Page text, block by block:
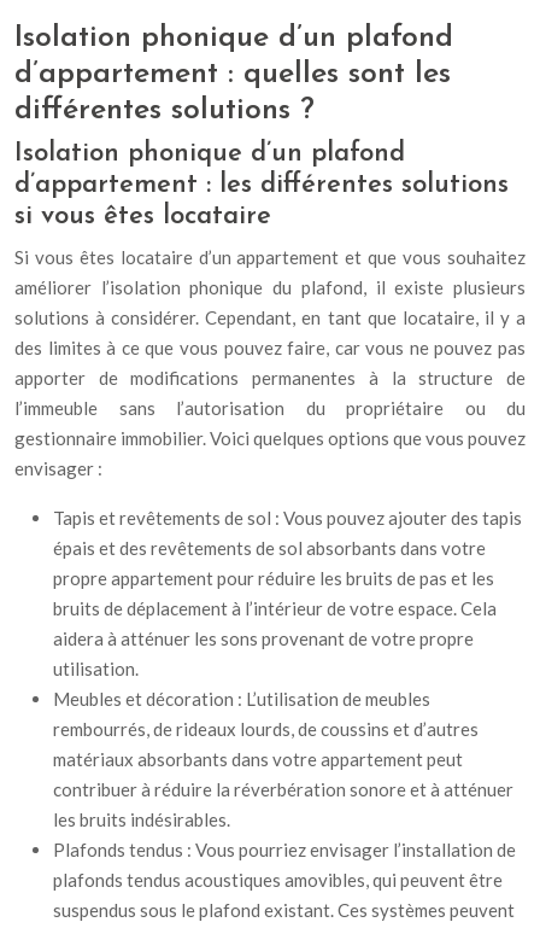
Isolation phonique d’un plafond
d’appartement : quelles sont les
différentes solutions ?
Isolation phonique d’un plafond
d’appartement : les différentes solutions
si vous êtes locataire
Si vous êtes locataire d’un appartement et que vous souhaitez
améliorer l’isolation phonique du plafond, il existe plusieurs
solutions à considérer. Cependant, en tant que locataire, il y a
des limites à ce que vous pouvez faire, car vous ne pouvez pas
apporter de modifications permanentes à la structure de
l’immeuble sans l’autorisation du propriétaire ou du
gestionnaire immobilier. Voici quelques options que vous pouvez
envisager :
Tapis et revêtements de sol : Vous pouvez ajouter des tapis
épais et des revêtements de sol absorbants dans votre
propre appartement pour réduire les bruits de pas et les
bruits de déplacement à l’intérieur de votre espace. Cela
aidera à atténuer les sons provenant de votre propre
utilisation.
Meubles et décoration : L’utilisation de meubles
rembourrés, de rideaux lourds, de coussins et d’autres
matériaux absorbants dans votre appartement peut
contribuer à réduire la réverbération sonore et à atténuer
les bruits indésirables.
Plafonds tendus : Vous pourriez envisager l’installation de
plafonds tendus acoustiques amovibles, qui peuvent être
suspendus sous le plafond existant. Ces systèmes peuvent